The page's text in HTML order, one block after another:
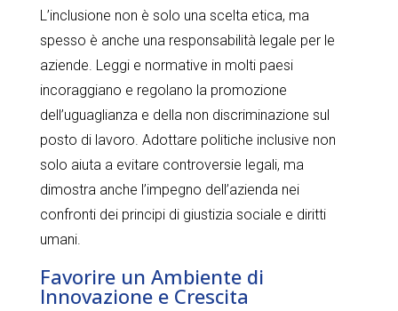
L’inclusione non è solo una scelta etica, ma
spesso è anche una responsabilità legale per le
aziende. Leggi e normative in molti paesi
incoraggiano e regolano la promozione
dell’uguaglianza e della non discriminazione sul
posto di lavoro. Adottare politiche inclusive non
solo aiuta a evitare controversie legali, ma
dimostra anche l’impegno dell’azienda nei
confronti dei principi di giustizia sociale e diritti
umani.
Favorire un Ambiente di
Innovazione e Crescita